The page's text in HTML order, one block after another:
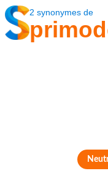
2 synonymes de